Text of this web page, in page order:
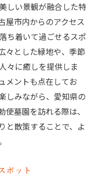
しい景観が融合した特
屋市内からのアクセス
ち着いて過ごせるスポ
々とした緑地や、季節
々に癒しを提供しま
メントも点在してお
しみながら、愛知県の
墓園を訪れる際は、
と散策することで、よ
ポット